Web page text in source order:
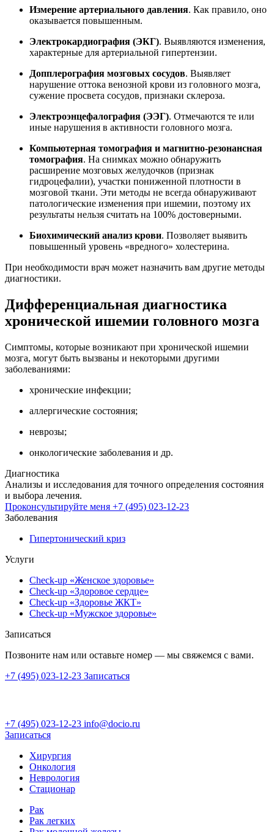
Измерение артериального давления. Как правило, оно
оказывается повышенным.
Электрокардиография (ЭКГ). Выявляются изменения,
характерные для артериальной гипертензии.
Допплерография мозговых сосудов. Выявляет
нарушение оттока венозной крови из головного мозга,
сужение просвета сосудов, признаки склероза.
Электроэнцефалография (ЭЭГ). Отмечаются те или
иные нарушения в активности головного мозга.
Компьютерная томография и магнитно-резонансная
томография. На снимках можно обнаружить
расширение мозговых желудочков (признак
гидроцефалии), участки пониженной плотности в
мозговой ткани. Эти методы не всегда обнаруживают
патологические изменения при ишемии, поэтому их
результаты нельзя считать на 100% достоверными.
Биохимический анализ крови. Позволяет выявить
повышенный уровень «вредного» холестерина.
При необходимости врач может назначить вам другие методы
диагностики.
Дифференциальная диагностика
хронической ишемии головного мозга
Симптомы, которые возникают при хронической ишемии
мозга, могут быть вызваны и некоторыми другими
заболеваниями:
хронические инфекции;
аллергические состояния;
неврозы;
онкологические заболевания и др.
Диагностика
Анализы и исследования для точного определения состояния
и выбора лечения.
Проконсультируйте меня +7 (495) 023-12-23
Заболевания
Гипертонический криз
Услуги
Check-up «Женское здоровье»
Check-up «Здоровое сердце»
Check-up «Здоровье ЖКТ»
Check-up «Мужское здоровье»
Записаться
Позвоните нам или оставьте номер — мы свяжемся с вами.
+7 (495) 023-12-23 Записаться
+7 (495) 023-12-23 info@docio.ru
Записаться
Хирургия
Онкология
Неврология
Стационар
Рак
Рак легких